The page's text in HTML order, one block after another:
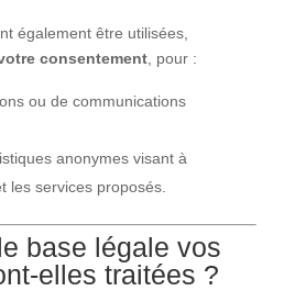
également être utilisées,
consentement, pour :
ou de communications
anonymes visant à
les services proposés.
base légale vos
elles traitées ?